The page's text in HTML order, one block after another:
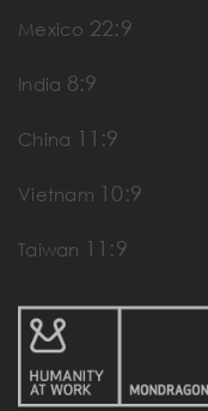
Mexico 22:9
India 8:9
China 11:9
Vietnam 10:9
Taiwan 11:9